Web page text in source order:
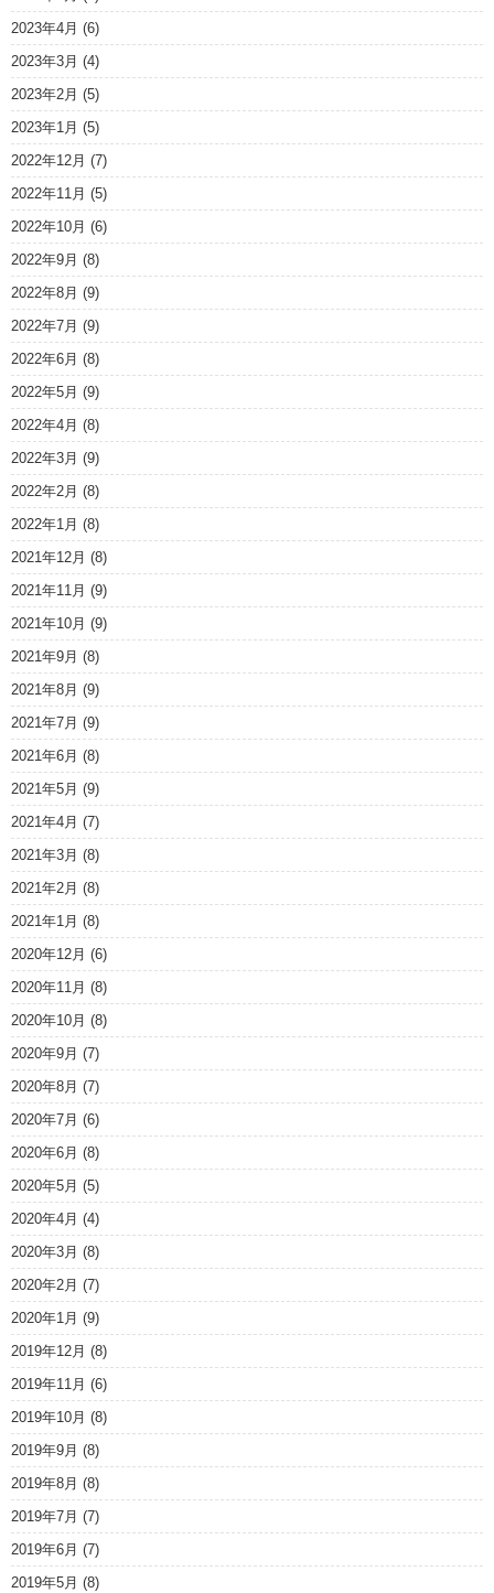
2023年4月 (6)
2023年3月 (4)
2023年2月 (5)
2023年1月 (5)
2022年12月 (7)
2022年11月 (5)
2022年10月 (6)
2022年9月 (8)
2022年8月 (9)
2022年7月 (9)
2022年6月 (8)
2022年5月 (9)
2022年4月 (8)
2022年3月 (9)
2022年2月 (8)
2022年1月 (8)
2021年12月 (8)
2021年11月 (9)
2021年10月 (9)
2021年9月 (8)
2021年8月 (9)
2021年7月 (9)
2021年6月 (8)
2021年5月 (9)
2021年4月 (7)
2021年3月 (8)
2021年2月 (8)
2021年1月 (8)
2020年12月 (6)
2020年11月 (8)
2020年10月 (8)
2020年9月 (7)
2020年8月 (7)
2020年7月 (6)
2020年6月 (8)
2020年5月 (5)
2020年4月 (4)
2020年3月 (8)
2020年2月 (7)
2020年1月 (9)
2019年12月 (8)
2019年11月 (6)
2019年10月 (8)
2019年9月 (8)
2019年8月 (8)
2019年7月 (7)
2019年6月 (7)
2019年5月 (8)